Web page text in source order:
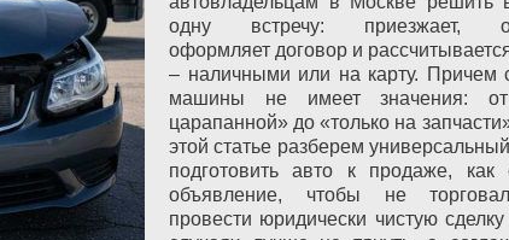
одну встречу: приезжает,
оформляет договор и
– наличными или на карту. Причем
машины не имеет значения: от
царапанной» до «только на
этой статье разберем
подготовить авто к продаже, как
объявление, чтобы не
провести юридически чистую